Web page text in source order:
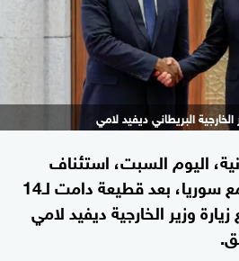
البريطاني ديفيد لامي
اليوم السبت، استئناف
العلاقات الدبلوماسية مع سوريا، بعد قطيعة دامت لـ14
وزير الخارجية ديفيد لامي